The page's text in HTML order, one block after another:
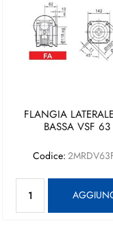
FLANGIA
BASSA VSF 63
Codice: